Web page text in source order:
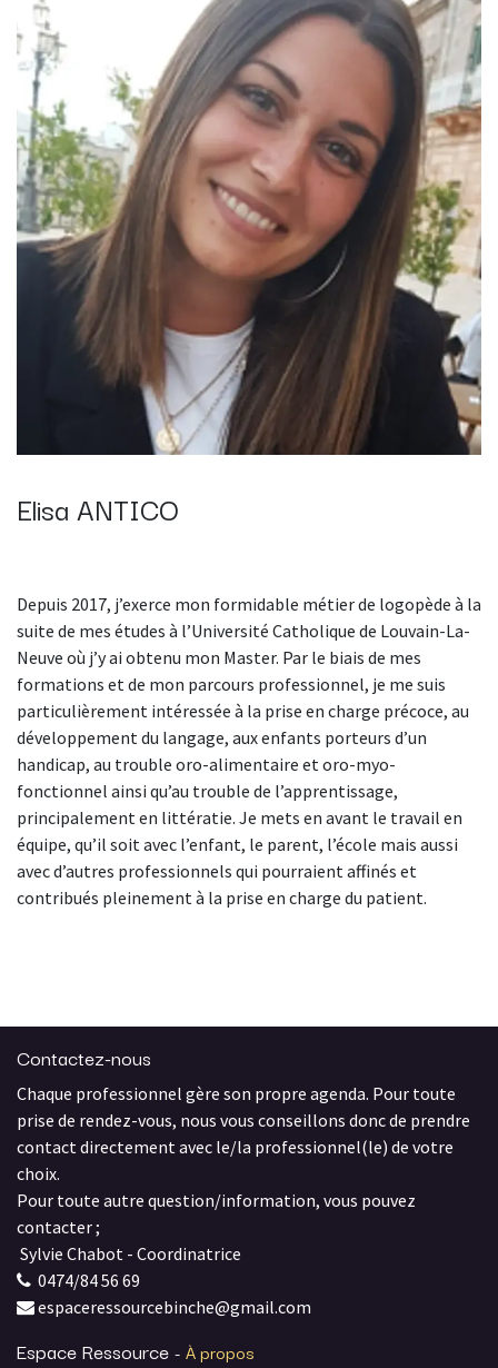
Elisa ANTICO
Depuis 2017, j’exerce mon formidable métier de logopède à la
suite de mes études à l’Université Catholique de Louvain-La-
Neuve où j’y ai obtenu mon Master. Par le biais de mes
formations et de mon parcours professionnel, je me suis
particulièrement intéressée à la prise en charge précoce, au
développement du langage, aux enfants porteurs d’un
handicap, au trouble oro-alimentaire et oro-myo-
fonctionnel ainsi qu’au trouble de l’apprentissage,
principalement en littératie. Je mets en avant le travail en
équipe, qu’il soit avec l’enfant, le parent, l’école mais aussi
avec d’autres professionnels qui pourraient affinés et
contribués pleinement à la prise en charge du patient.
Contactez-nous
Chaque professionnel gère son propre agenda. Pour toute
prise de rendez-vous, nous vous conseillons donc de prendre
contact directement avec le/la professionnel(le) de votre
choix.
Pour toute autre question/information, vous pouvez
contacter ;
Sylvie Chabot - Coordinatrice
0474/84 56 69
espaceressourcebinche@gmail.com
Espace Ressource - À propos